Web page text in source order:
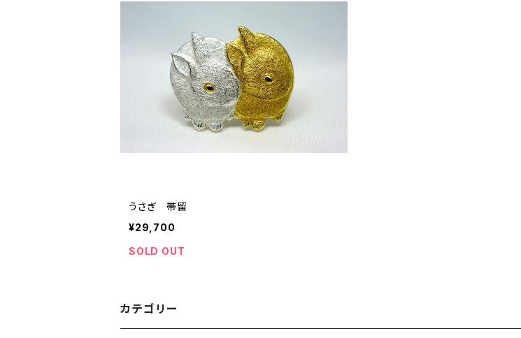
うさぎ 帯留
¥29,700
SOLD OUT
カテゴリー